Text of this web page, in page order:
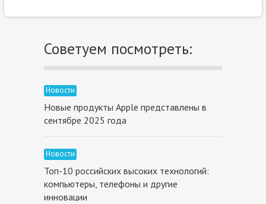
Советуем посмотреть:
Новости
Новые продукты Apple представлены в
сентябре 2025 года
Новости
Топ-10 российских высоких технологий:
компьютеры, телефоны и другие
инновации